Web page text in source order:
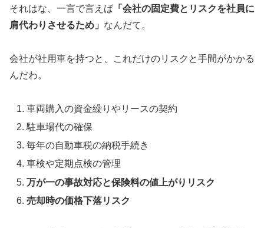
それはな、一言で言えば 「会社の固定費とリスクを社員に
肩代わりさせるため」 なんだて。
会社が社用車を持つと、これだけのリスクと手間がかかる
んだわ。
車両購入の資金繰りやリースの契約
駐車場代の確保
毎年の自動車税の納税手続き
車検や定期点検の管理
万が一の事故対応と保険料の値上がりリスク
売却時の価格下落リスク